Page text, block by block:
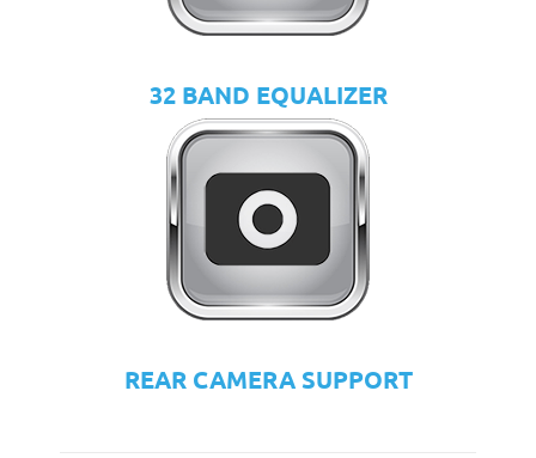
32 BAND EQUALIZER
REAR CAMERA SUPPORT